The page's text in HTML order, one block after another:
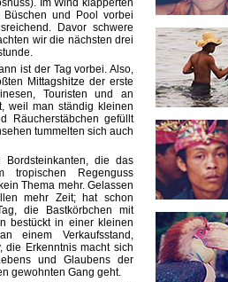
Im Wind klapperten
und Pool vorbei
Davor schwere
wir die nächsten drei
ist der Tag vorbei. Also,
Mittagshitze der erste
Touristen und an
weil man ständig kleinen
Räucherstäbchen gefüllt
tummelten sich auch
die das
tropischen Regenguss
Thema mehr. Gelassen
mehr Zeit; hat schon
die Bastkörbchen mit
bestückt in einer kleinen
einem Verkaufsstand,
die Erkenntnis macht sich
und Glaubens der
gewohnten Gang geht.